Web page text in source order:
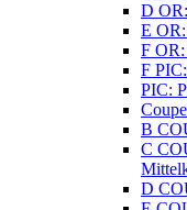
D
E
F OR:
F
PIC:
B
C
D